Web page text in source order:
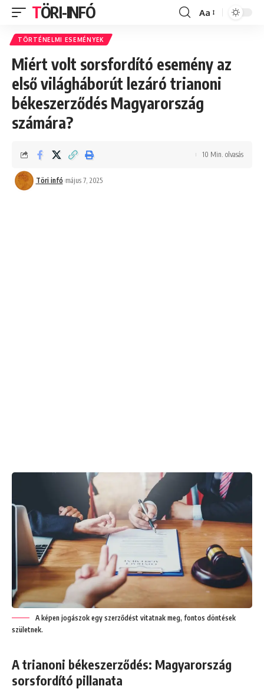
TÖRI-INFÓ
Font
Aa
TÖRTÉNELMI ESEMÉNYEK
Miért volt sorsfordító esemény az
első világháborút lezáró trianoni
békeszerződés Magyarország
számára?
Töri infó május 7, 2025
10 Min. olvasás
A képen jogászok egy szerződést vitatnak meg, fontos döntések
születnek.
A trianoni békeszerződés: Magyarország
sorsfordító pillanata